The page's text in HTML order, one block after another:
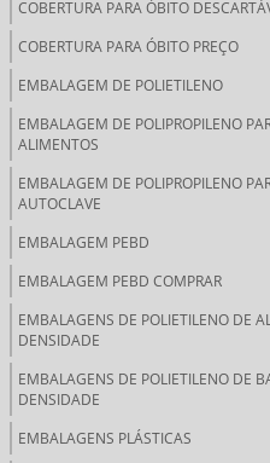
COBERTURA PARA ÓBITO
COBERTURA PARA ÓBITO PREÇO
EMBALAGEM DE POLIETILENO
EMBALAGEM DE POLIPROPILENO
ALIMENTOS
EMBALAGEM DE POLIPROPILENO
AUTOCLAVE
EMBALAGEM PEBD
EMBALAGEM PEBD COMPRAR
EMBALAGENS DE POLIETILENO DE
DENSIDADE
EMBALAGENS DE POLIETILENO DE
DENSIDADE
EMBALAGENS PLÁSTICAS